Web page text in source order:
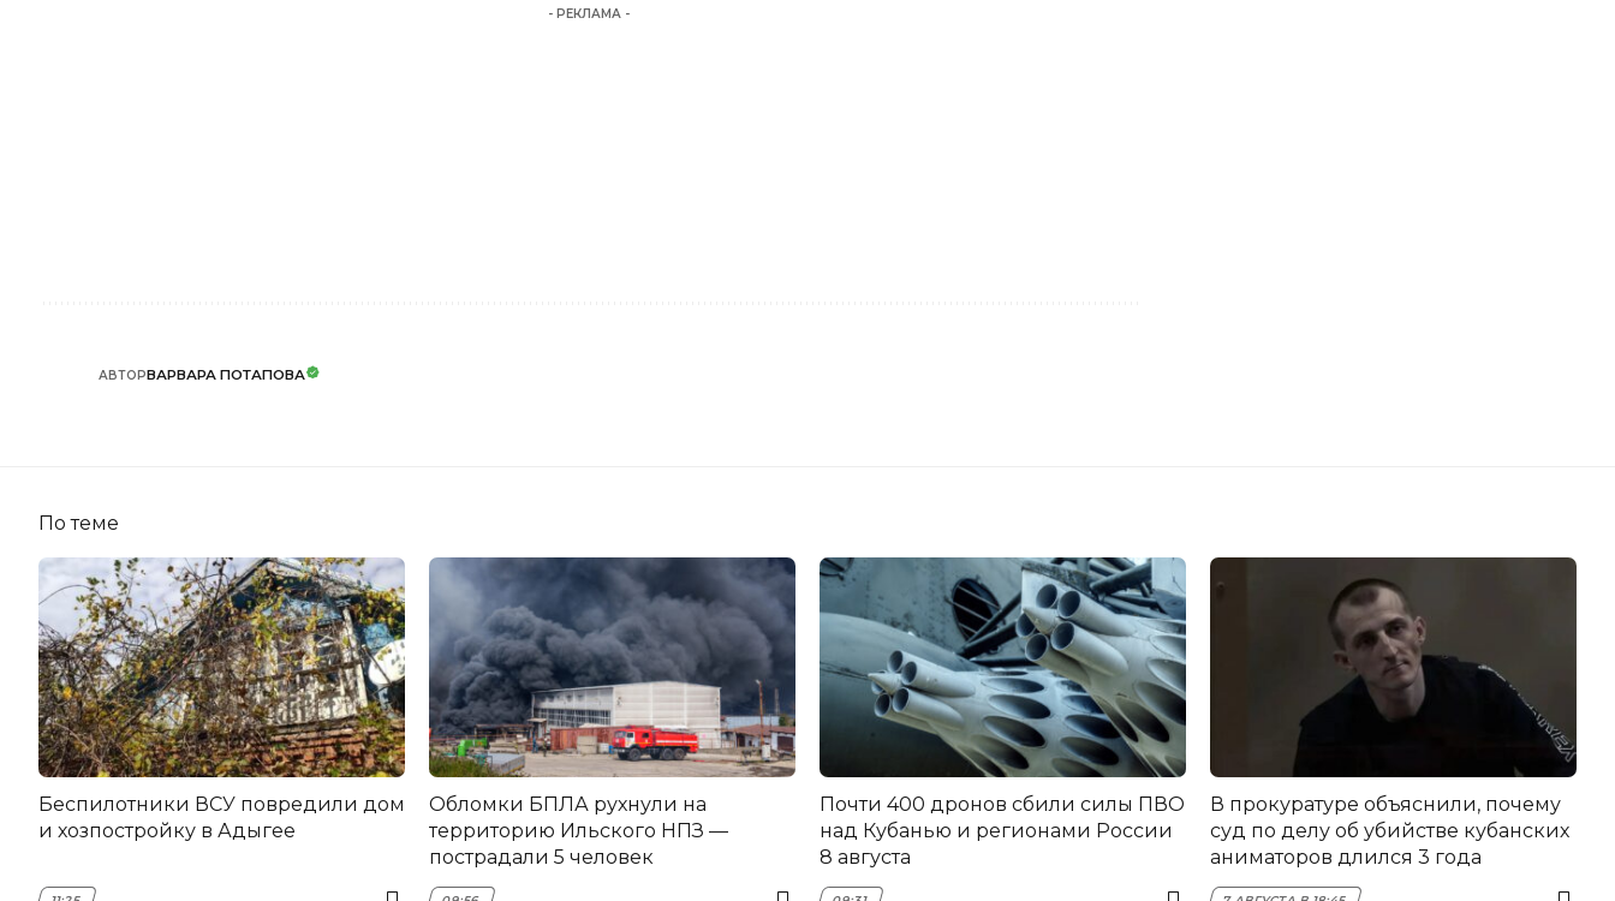
- РЕКЛАМА -
АВТОРВАРВАРА ПОТАПОВА
По теме
Беспилотники ВСУ повредили дом
и хозпостройку в Адыгее
Обломки БПЛА рухнули на
территорию Ильского НПЗ —
пострадали 5 человек
Почти 400 дронов сбили силы ПВО
над Кубанью и регионами России
8 августа
В прокуратуре объяснили, почему
суд по делу об убийстве кубанских
аниматоров длился 3 года